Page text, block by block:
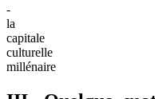
-
la
capitale
culturelle
millénaire